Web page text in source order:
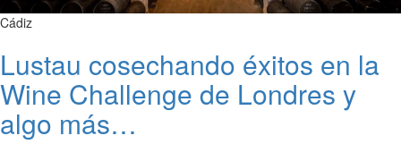
Cádiz
Lustau cosechando éxitos en la
Wine Challenge de Londres y
algo más…